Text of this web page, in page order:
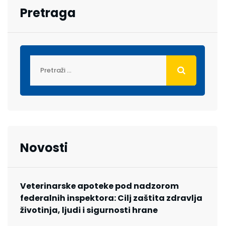
Pretraga
Novosti
Veterinarske apoteke pod nadzorom
federalnih inspektora: Cilj zaštita zdravlja
životinja, ljudi i sigurnosti hrane